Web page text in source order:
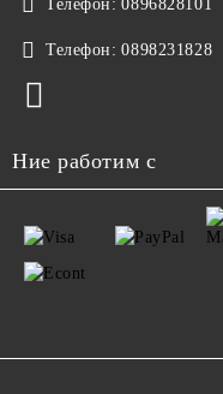
Телефон: 0896828101
Телефон: 0898231828
Ние работим с